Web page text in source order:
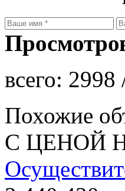
всего: 2998
Похожие
С ЦЕНОЙ